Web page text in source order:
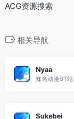
ACG资源搜索
相关导航
Nyaa
知名动漫BT站
Sukebei